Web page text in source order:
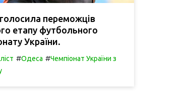
переможців
етапу футбольного
України.
#Одеса #Чемпіонат України з